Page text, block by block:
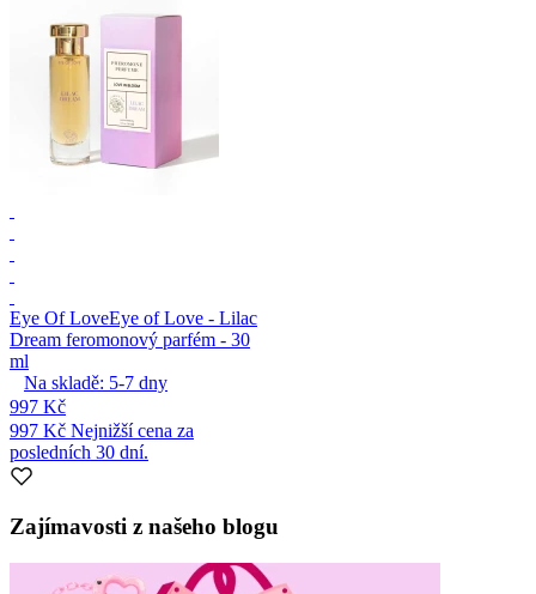
Eye Of LoveEye of Love - Lilac
Dream feromonový parfém - 30
ml
Na skladě: 5-7 dny
997 Kč
997 Kč Nejnižší cena za
posledních 30 dní.
Zajímavosti z našeho blogu